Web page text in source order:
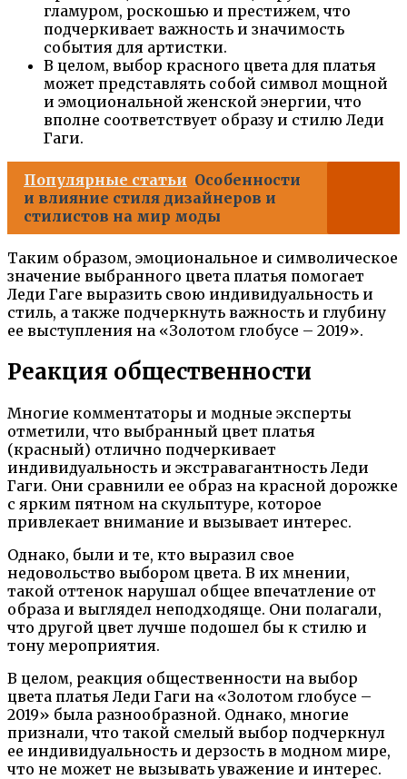
гламуром, роскошью и престижем, что
подчеркивает важность и значимость
события для артистки.
В целом, выбор красного цвета для платья
может представлять собой символ мощной
и эмоциональной женской энергии, что
вполне соответствует образу и стилю Леди
Гаги.
Популярные статьи Особенности
и влияние стиля дизайнеров и
стилистов на мир моды
Таким образом, эмоциональное и символическое
значение выбранного цвета платья помогает
Леди Гаге выразить свою индивидуальность и
стиль, а также подчеркнуть важность и глубину
ее выступления на «Золотом глобусе – 2019».
Реакция общественности
Многие комментаторы и модные эксперты
отметили, что выбранный цвет платья
(красный) отлично подчеркивает
индивидуальность и экстравагантность Леди
Гаги. Они сравнили ее образ на красной дорожке
с ярким пятном на скульптуре, которое
привлекает внимание и вызывает интерес.
Однако, были и те, кто выразил свое
недовольство выбором цвета. В их мнении,
такой оттенок нарушал общее впечатление от
образа и выглядел неподходяще. Они полагали,
что другой цвет лучше подошел бы к стилю и
тону мероприятия.
В целом, реакция общественности на выбор
цвета платья Леди Гаги на «Золотом глобусе –
2019» была разнообразной. Однако, многие
признали, что такой смелый выбор подчеркнул
ее индивидуальность и дерзость в модном мире,
что не может не вызывать уважение и интерес.